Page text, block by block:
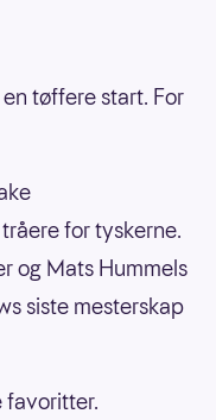
tøffere start. For
for tyskerne.
og Mats Hummels
siste mesterskap
favoritter.